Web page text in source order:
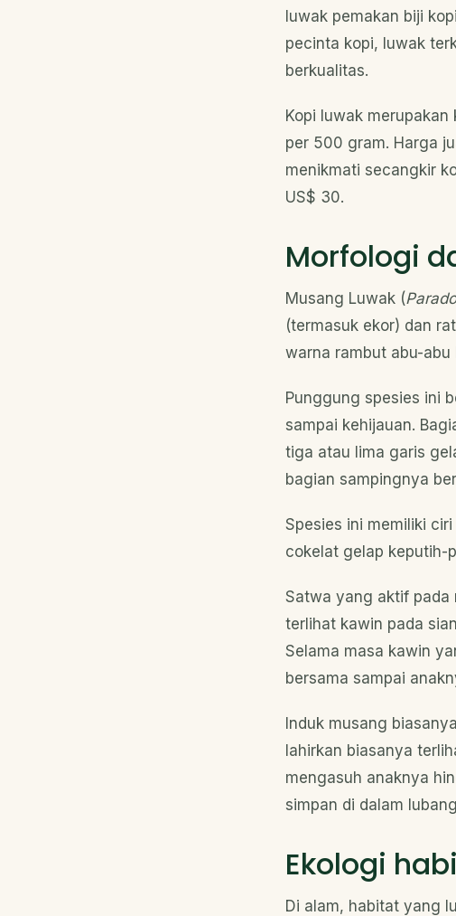
luwak pemakan biji
pecinta kopi, luwak
berkualitas.
Kopi luwak
per 500 gram. Harga
menikmati secangkir
US$ 30.
Morfologi
Musang Luwak (
(termasuk ekor) dan
warna rambut abu-
Punggung spesies ini
sampai kehijauan.
tiga atau lima garis
bagian sampingnya
Spesies ini memiliki
cokelat gelap keputih-
Satwa yang aktif pada
terlihat kawin pada
Selama masa kawin
bersama sampai
Induk musang
lahirkan biasanya
mengasuh anaknya
simpan di dalam
Ekologi
Di alam, habitat yang